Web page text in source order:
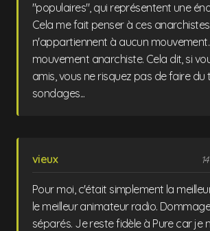
"populaires", qui représentent une
Cela me fait penser à ces
n'appartiennent à aucun
mouvement anarchiste. Cela dit, si
amis, vous ne risquez pas de faire du
sondages...
vieux
Pour moi, c'était simplement la
le meilleur animateur radio.
séparés. Je reste fidèle à Pure car je